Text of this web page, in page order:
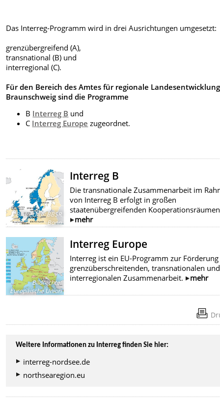
Das Interreg-Programm wird in drei Ausrichtungen umgesetzt:
grenzübergreifend (A),
transnational (B) und
interregional (C).
Für den Bereich des Amtes für regionale Landesentwicklung
Braunschweig sind die Programme
B Interreg B und
C Interreg Europe zugeordnet.
Bildrechte:BBSR
Bonn
Interreg B
Die transnationale Zusammenarbeit im
von Interreg B erfolgt in großen
staatenübergreifenden
mehr
Bildrechte:
Europäische Union
Interreg Europe
Interreg ist ein EU-Programm zur
grenzüberschreitenden, transnationalen und
interregionalen Zusammenarbeit.
mehr
Weitere Informationen zu Interreg finden Sie hier:
interreg-nordsee.de
northsearegion.eu